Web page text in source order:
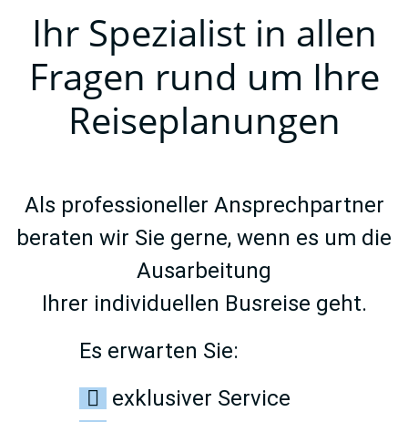
Ihr Spezialist in allen
Fragen rund um Ihre
Reiseplanungen
Als professioneller Ansprechpartner
beraten wir Sie gerne, wenn es um die
Ausarbeitung
Ihrer individuellen Busreise geht.
Es erwarten Sie:
exklusiver Service